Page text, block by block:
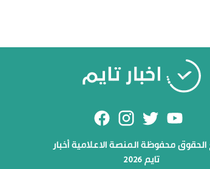
محفوظة المنصة الاعلامية أخبار
تايم 2026